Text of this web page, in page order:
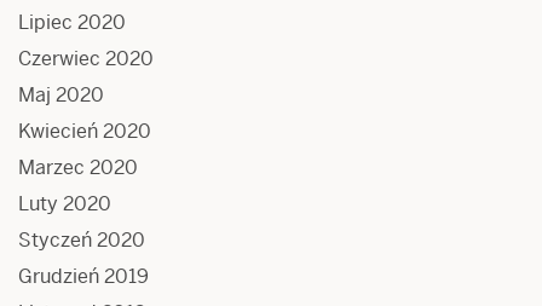
Lipiec 2020
Czerwiec 2020
Maj 2020
Kwiecień 2020
Marzec 2020
Luty 2020
Styczeń 2020
Grudzień 2019